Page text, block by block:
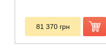
81 370 грн